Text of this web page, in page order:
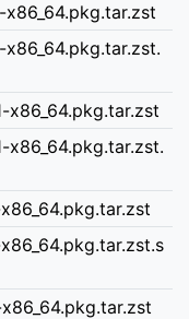
x86_64.pkg.tar.zst